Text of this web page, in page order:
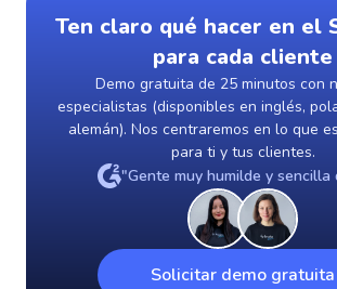
Ten claro qué hacer en el
para cada cliente
Demo gratuita de 25 minutos con
especialistas (disponibles en inglés,
alemán). Nos centraremos en lo que
para ti y tus clientes.
"Gente muy humilde y sencilla
Solicitar demo gratuita